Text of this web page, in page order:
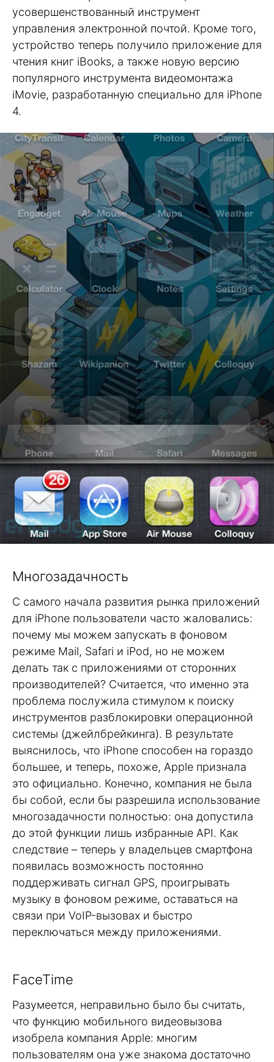
усовершенствованный инструмент
управления электронной почтой. Кроме того,
устройство теперь получило приложение для
чтения книг iBooks, а также новую версию
популярного инструмента видеомонтажа
iMovie, разработанную специально для iPhone
4.
Многозадачность
С самого начала развития рынка приложений
для iPhone пользователи часто жаловались:
почему мы можем запускать в фоновом
режиме Mail, Safari и iPod, но не можем
делать так с приложениями от сторонних
производителей? Считается, что именно эта
проблема послужила стимулом к поиску
инструментов разблокировки операционной
системы (джейлбрейкинга). В результате
выяснилось, что iPhone способен на гораздо
большее, и теперь, похоже, Apple признала
это официально. Конечно, компания не была
бы собой, если бы разрешила использование
многозадачности полностью: она допустила
до этой функции лишь избранные API. Как
следствие – теперь у владельцев смартфона
появилась возможность постоянно
поддерживать сигнал GPS, проигрывать
музыку в фоновом режиме, оставаться на
связи при VoIP-вызовах и быстро
переключаться между приложениями.
FaceTime
Разумеется, неправильно было бы считать,
что функцию мобильного видеовызова
изобрела компания Apple: многим
пользователям она уже знакома достаточно